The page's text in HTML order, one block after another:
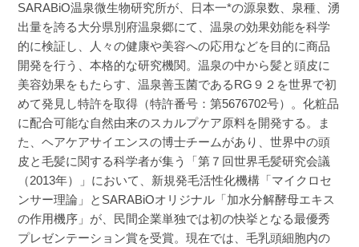
抜け毛や分け目が気になり購入しました。
トップに新しい毛が生えてきて、こちらを使っ
ていると分け目が気にならなくなってきまし
た！
他の商品も使ってきましたが、私にはこの商品
が実感できました。
SARABiO温泉微生物研究所が、日本一*の源泉数、泉種、湧
出量を誇る大分県別府温泉郷にて、温泉の効果効能を科学
的に検証し、人々の健康や美容への応用などを目的に商品
開発を行う、本格的な研究機関。温泉の中から髪と頭皮に
美容効果をもたらす、温泉善玉菌であるRG９２を世界で初
めて発見し特許を取得（特許番号：第5676702号）。化粧品
に配合可能な自然由来のスカルプケア原料を開発する。ま
た、ヘアケアサイエンスの博士チームがあり、世界中の頭
皮と毛髪に関する科学者が集う「第７回世界毛髪研究会議
（2013年）」において、新規発毛活性化機構「マイクロセ
ンサー理論」とSARABiOオリジナル「加水分解酵母エキス
の作用機序」が、民間企業単独では初の快挙となる最優秀
プレゼンテーション賞を受賞。現在では、毛乳頭細胞内の